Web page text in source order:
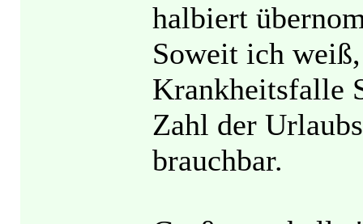
halbiert
Soweit ich
Krankheitsfalle
Zahl der
brauchbar.